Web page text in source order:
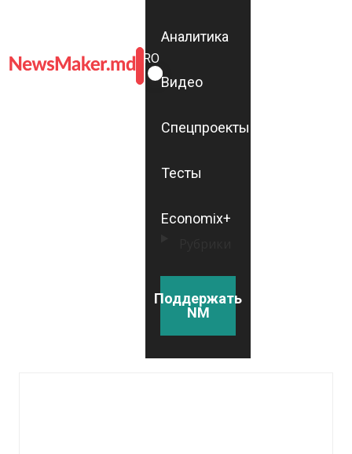
ROMÂNĂ
RU
Аналитика
Видео
Спецпроекты
Тесты
Economix+
Поддержать
NM